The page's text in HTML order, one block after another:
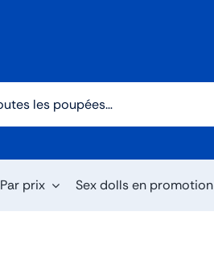
Par prix Sex dolls en promotion